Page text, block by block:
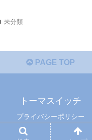
未分類
PAGE TOP
トーマスイッチ
プライバシーポリシー
© 2014 トーマスイッチ.